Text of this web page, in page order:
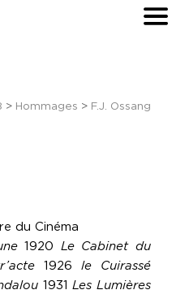
> Hommages > F.J. Ossang
du Cinéma
1920 Le Cabinet du
1926 le Cuirassé
1931Les Lumières